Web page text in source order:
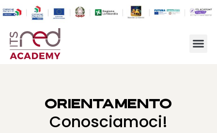
ORIENTAMENTO
Conosciamoci!